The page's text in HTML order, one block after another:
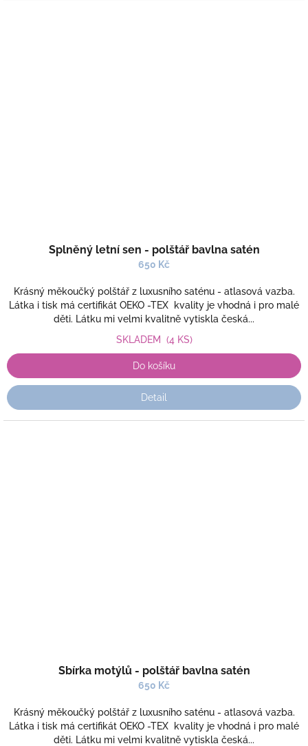
Splněný letní sen - polštář bavlna satén
650 Kč
Krásný měkoučký polštář z luxusního saténu - atlasová vazba.
Látka i tisk má certifikát OEKO -TEX kvality je vhodná i pro malé
děti. Látku mi velmi kvalitně vytiskla česká...
SKLADEM (4 KS)
Do košíku
Detail
Sbírka motýlů - polštář bavlna satén
650 Kč
Krásný měkoučký polštář z luxusního saténu - atlasová vazba.
Látka i tisk má certifikát OEKO -TEX kvality je vhodná i pro malé
děti. Látku mi velmi kvalitně vytiskla česká...